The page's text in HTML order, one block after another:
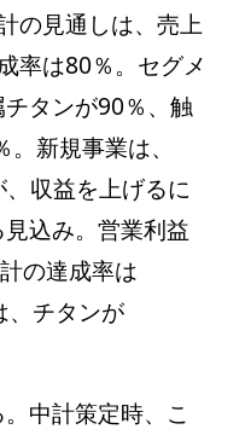
の見通しは、売上
率は80％。セグメ
タンが90％、触
新規事業は、
収益を上げるに
込み。営業利益
の達成率は
、チタンが
中計策定時、こ